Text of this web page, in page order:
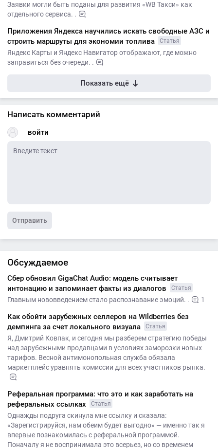
Заявки могли быть поданы для развития «WB Такси» как
отдельного сервиса. .
Приложения Яндекса научились искать свободные АЗС и
строить маршруты для экономии топлива
Статья
Яндекс Карты и Яндекс Навигатор отображают, где можно
заправиться без очереди. .
Показать ещё
Написать комментарий
войти
Отправить
Обсуждаемое
Сбер обновил GigaChat Audio: модель считывает
интонацию и запоминает факты из диалогов
Статья
Главным нововведением стало распознавание эмоций. . 1
Как обойти зарубежных селлеров на Wildberries без
демпинга за счет локального визуала
Статья
Я, Дмитрий Ковпак, и сегодня мы разберем стратегию победы
над зарубежными продавцами в условиях заморозки новых
тарифов. Весной антимонопольная служба обязала
маркетплейс уравнять комиссии для всех участников рынка.
Реферальная программа: что это и как заработать на
реферальных ссылках
Статья
Однажды подруга скинула мне ссылку и сказала:
«Зарегистрируйся, нам обеим будет выгодно» — именно так я
впервые познакомилась с реферальной программой.
Поначалу я не воспринимала это всерьез, но со временем